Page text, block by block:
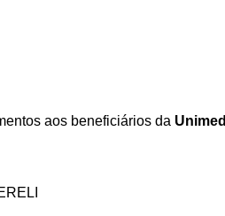
aos beneficiários da